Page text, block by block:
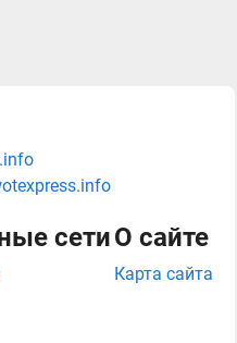
сетиО сайте
Карта сайта